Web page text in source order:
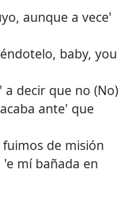
aunque a vece'
baby, you
decir que no (No)
ante' que
de misión
mí bañada en